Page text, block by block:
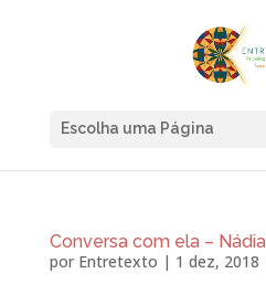
Escolha uma Página
Conversa com ela –
por Entretexto | 1 dez, 2018